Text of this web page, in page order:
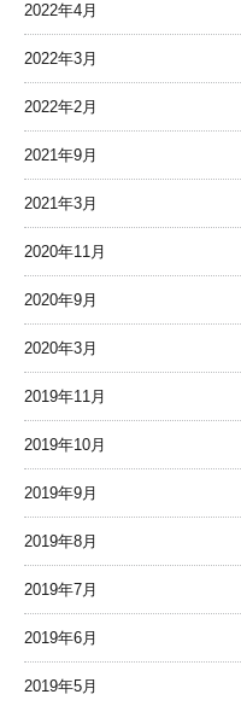
2022年4月
2022年3月
2022年2月
2021年9月
2021年3月
2020年11月
2020年9月
2020年3月
2019年11月
2019年10月
2019年9月
2019年8月
2019年7月
2019年6月
2019年5月